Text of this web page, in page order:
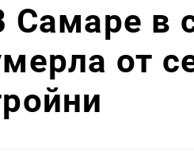
Самаре в
от